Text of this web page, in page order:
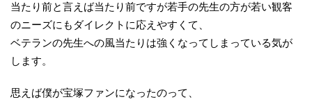
当たり前と言えば当たり前ですが若手の先生の方が若い観客
のニーズにもダイレクトに応えやすくて、
ベテランの先生への風当たりは強くなってしまっている気が
します。
思えば僕が宝塚ファンになったのって、